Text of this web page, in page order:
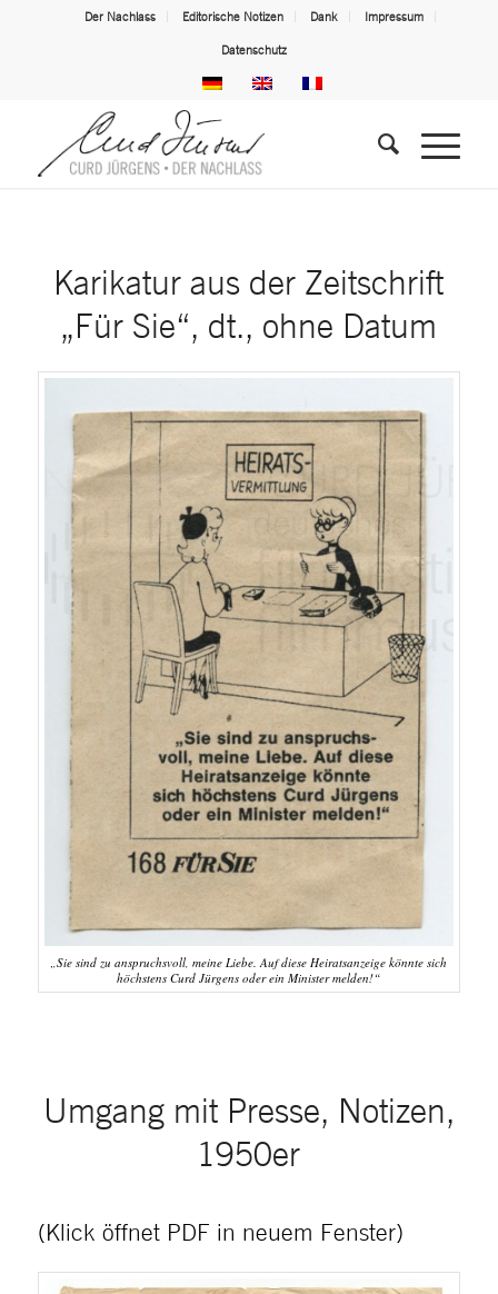
Der Nachlass Editorische Notizen Dank Impressum
Datenschutz
Karikatur aus der Zeitschrift
„Für Sie“, dt., ohne Datum
„Sie sind zu anspruchsvoll, meine Liebe. Auf diese Heiratsanzeige könnte sich
höchstens Curd Jürgens oder ein Minister melden!“
Umgang mit Presse, Notizen,
1950er
(Klick öffnet PDF in neuem Fenster)